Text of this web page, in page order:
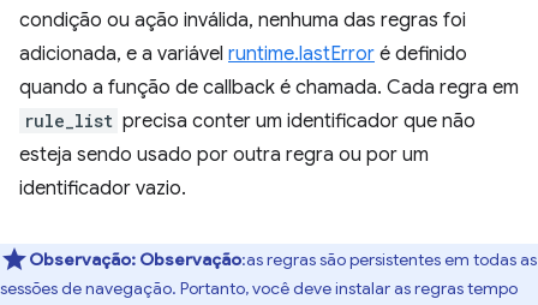
condição ou ação inválida, nenhuma das regras foi
adicionada, e a variável runtime.lastError é definido
quando a função de callback é chamada. Cada regra em
rule_list precisa conter um identificador que não
esteja sendo usado por outra regra ou por um
identificador vazio.
Observação: Observação:as regras são persistentes em todas as
sessões de navegação. Portanto, você deve instalar as regras tempo